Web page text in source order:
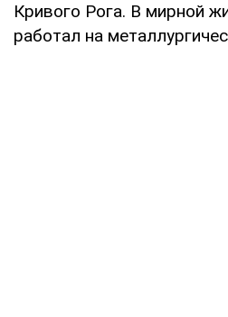
Кривого Рога. В мирной
работал на